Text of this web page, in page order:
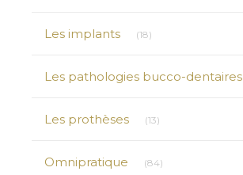
Les implants (18)
Les pathologies bucco-dentaires
Les prothèses (13)
Omnipratique (84)